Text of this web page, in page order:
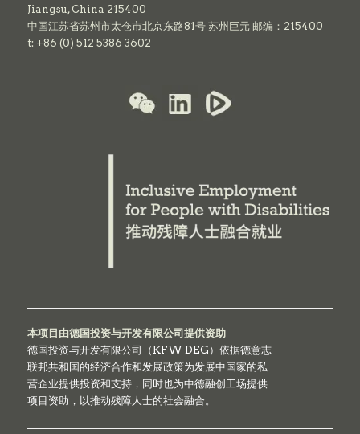
Jiangsu, China 215400
中国江苏省苏州市太仓市北京东路81号 苏州巨元 邮编：215400
t: +86 (0) 512 5386 3602
本项目由德国投资与开发有限公司提供资助
德国投资与开发有限公司（KFW DEG）依据德意志
联邦共和国的经济合作和发展政策为发展中国家的私
营企业提供投资和支持，同时也为中德融创工场提供
项目资助，以推动残障人士的社会融合。